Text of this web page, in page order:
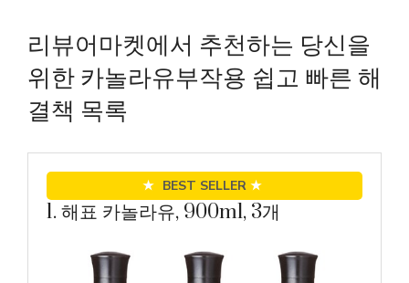
리뷰어마켓에서 추천하는 당신을
위한 카놀라유부작용 쉽고 빠른 해
결책 목록
★ BEST SELLER ★
1. 해표 카놀라유, 900ml, 3개